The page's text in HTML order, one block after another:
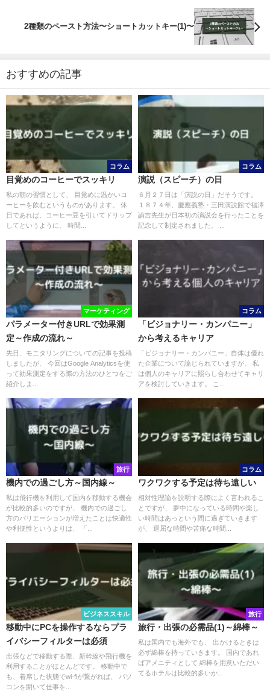
2種類のペースト方法〜ショートカットキー(1)〜
おすすめの記事
コラム
目覚めのコーヒーでスッキリ
私の朝の習慣として、 目覚めに温かいコ
ーヒーを飲むというものがあります。 休
日であれば、コーヒー豆を引いてドリップ
してというように、 時間...
コラム
演説（スピーチ）の日
６月２７日は「演説の日」だそうです。
１８７４年、慶應義塾・三田演説館で福澤
諭吉先生が日本初の演説会を行ったことを
記念して制定されました。 ...
マーケティング
パラメーター付きURLで効果測
定～作成の流れ～
先日、モニタリングについての記事を投稿
しましたが、 今回はGoogle Analyticsを使
って効果測定をする際の方法のひとつをご
紹介しま...
コラム
「ビジョナリー・カンパニー」
から考えるキャリア
「ビジョナリー・カンパニー」自体は優れ
た企業について論じられていますが、 私
は個人のキャリアに照らし合わせてキャリ
アを検討していきます。 こ...
旅行
機内での過ごし方～国内線～
私は飛行機を利用して国内を移動する機会
が比較的多いのですが、 機内での過ごし
方のバリエーションが増えたことは快適性
や利便性というよりは、 「...
コラム
ワクワクする予定は待ち遠しい
相対性理論を説明する際によく言われるこ
とですが、 夢中になっている時間や楽し
い時間はあっという間に過ぎていきます
が、 退屈な時間や苦痛な時間...
ビジネススキル
移動中にPCを操作するならプラ
イバシーフィルターは必須
出張などで移動する際、新幹線や飛行機を
利用することがほとんどです。 移動中で
も、着席した状態でwi-fiが繋がれば、 パソ
コンを開いて仕事を...
旅行
旅行・出張の必需品(1)～綿棒～
私は国内でも海外でも、 出かけるときは
必ず綿棒を持っていきます。 国内であれ
ばアメニティとして 綿棒を用意いただい
てるホテルは比較的多いか...